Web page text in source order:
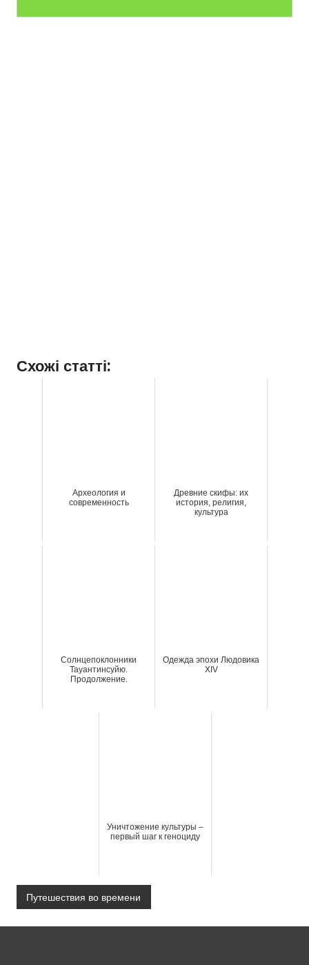
Схожі статті:
Археология и
современность
Древние скифы: их
история, религия,
культура
Солнцепоклонники
Тауантинсуйю.
Продолжение.
Одежда эпохи Людовика
XIV
Уничтожение культуры –
первый шаг к геноциду
Путешествия во времени